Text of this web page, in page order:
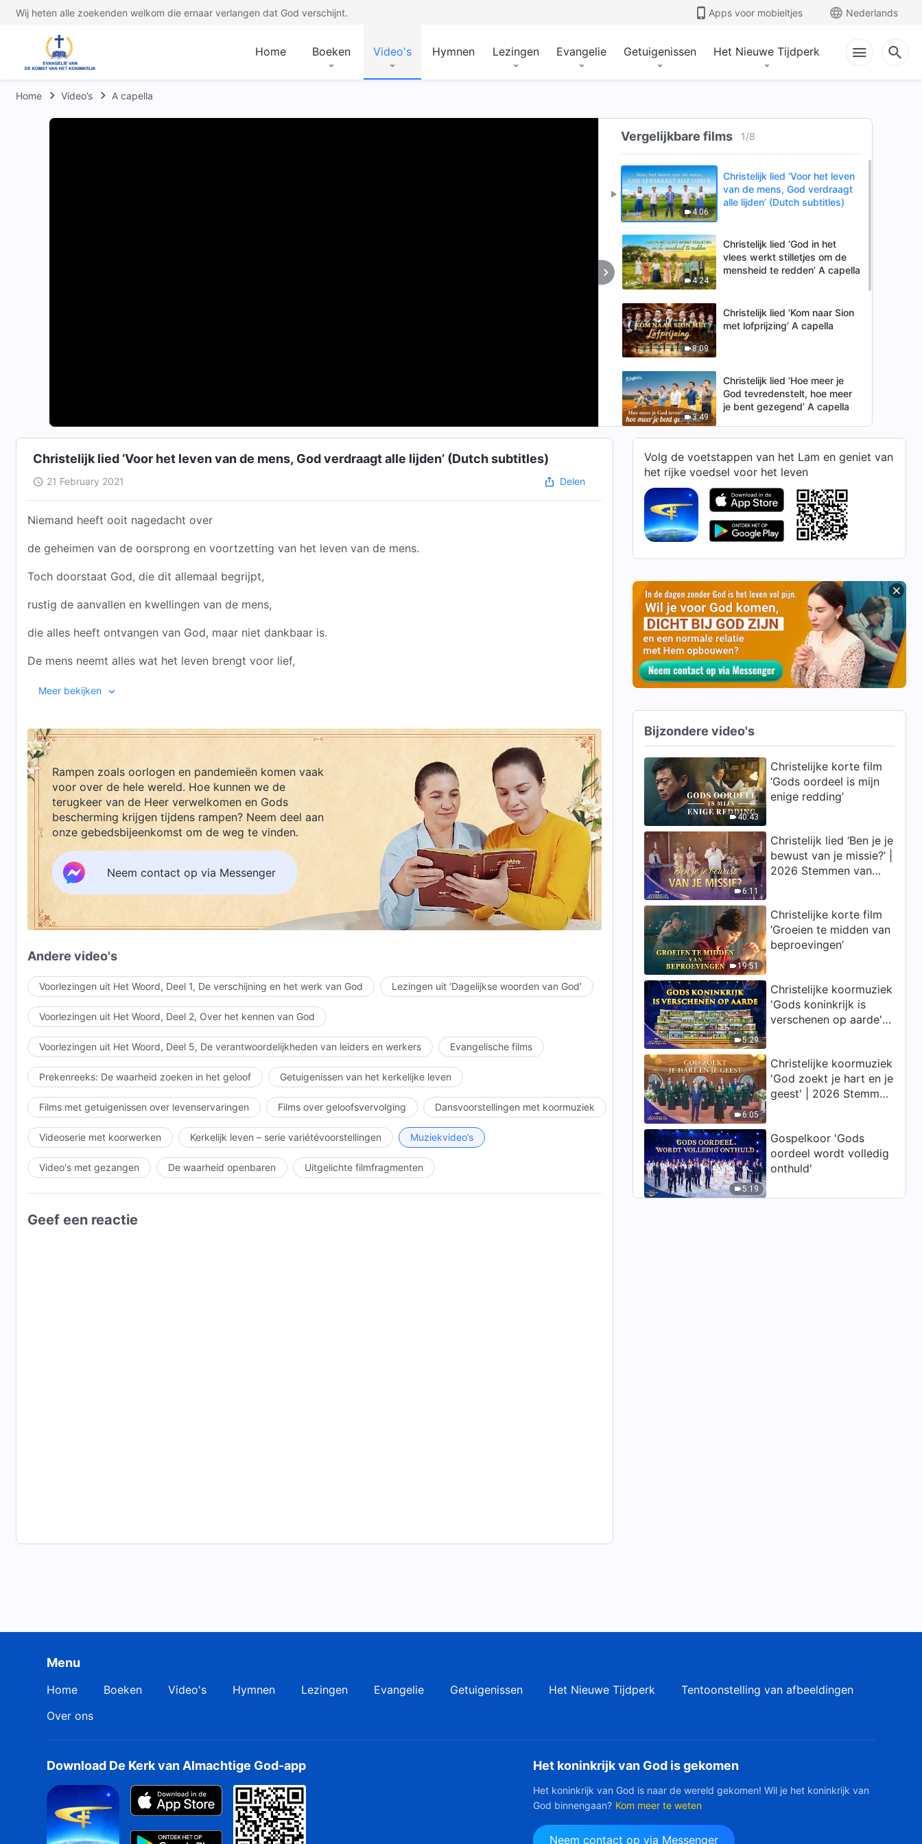
Wij heten alle zoekenden welkom die ernaar verlangen dat God verschijnt. Apps voor mobieltjes Nederlands
Home Boeken Video's Hymnen Lezingen Evangelie Getuigenissen Het Nieuwe Tijdperk
Home Video’s A capella
Vergelijkbare films 1/8
4:06
Christelijk lied ‘Voor het leven
van de mens, God verdraagt
alle lijden’ (Dutch subtitles)
4:24
Christelijk lied ‘God in het
vlees werkt stilletjes om de
mensheid te redden’ A capella
8:09
Christelijk lied ‘Kom naar Sion
met lofprijzing’ A capella
3:49
Christelijk lied ‘Hoe meer je
God tevredenstelt, hoe meer
je bent gezegend’ A capella
meeste beminnelijke’ (Dutch
subtitles)
Christelijk lied ‘Ons leven is
niet zinloos’ A capella
4:23
Christelijke muziek ‘Prijs de
voltooiing van Gods werk’ A
capella
10:08
Christelijke muziek | Het
resultaat bereikt door God te
kennen (A cappella)
Christelijk lied ‘Voor het leven van de mens, God verdraagt alle lijden’ (Dutch subtitles)
21 February 2021 Delen
Niemand heeft ooit nagedacht over
de geheimen van de oorsprong en voortzetting van het leven van de mens.
Toch doorstaat God, die dit allemaal begrijpt,
rustig de aanvallen en kwellingen van de mens,
die alles heeft ontvangen van God, maar niet dankbaar is.
De mens neemt alles wat het leven brengt voor lief,
waardoor God ‘vanzelfsprekend’ wordt verraden, vergeten en afgeperst door de mens.
niet voor het vlees van de mens, maar voor het leven van de mens.
Maar het leven dat Hij uitademde.
Hij wil niet het vlees van de mens terugnemen.
Dit is Zijn plan, allemaal voor het vlees van de mens.
Is Gods plan werkelijk zo belangrijk?
Is de mens, het levende wezen dat uit Gods hand is voortgekomen,
werkelijk zo belangrijk?
bestaat voor Zijn plan.
Daarom kan God Zijn plan niet tenietdoen
uit haat voor deze mensheid.
Het is ten behoeve van Zijn plan dat God alle kwelling ondergaat,
niet voor het vlees van de mens, maar voor het leven van de mens.
Maar het leven dat Hij uitademde.
Hij wil niet het vlees van de mens terugnemen.
Dit is Zijn plan, allemaal voor het vlees van de mens.
Het is ten behoeve van Zijn plan dat God alle kwelling ondergaat,
Meer bekijken
Rampen zoals oorlogen en pandemieën komen vaak
voor over de hele wereld. Hoe kunnen we de
terugkeer van de Heer verwelkomen en Gods
bescherming krijgen tijdens rampen? Neem deel aan
onze gebedsbijeenkomst om de weg te vinden.
Neem contact op via Messenger
Andere video's
Voorlezingen uit Het Woord, Deel 1, De verschijning en het werk van God Lezingen uit ‘Dagelijkse woorden van God’
Voorlezingen uit Het Woord, Deel 2, Over het kennen van God
Voorlezingen uit Het Woord, Deel 5, De verantwoordelijkheden van leiders en werkers Evangelische films
Prekenreeks: De waarheid zoeken in het geloof Getuigenissen van het kerkelijke leven
Films met getuigenissen over levenservaringen Films over geloofsvervolging Dansvoorstellingen met koormuziek
Videoserie met koorwerken Kerkelijk leven – serie variétévoorstellingen Muziekvideo’s
Video's met gezangen De waarheid openbaren Uitgelichte filmfragmenten
Geef een reactie
Volg de voetstappen van het Lam en geniet van
het rijke voedsel voor het leven
Bijzondere video's
40:43
Christelijke korte film
‘Gods oordeel is mijn
enige redding’
6:11
Christelijk lied ‘Ben je je
bewust van je missie?’ |
2026 Stemmen van
19:51
Christelijke korte film
‘Groeien te midden van
beproevingen’
5:29
Christelijke koormuziek
'Gods koninkrijk is
verschenen op aarde' |
6:05
Christelijke koormuziek
'God zoekt je hart en je
geest' | 2026 Stemmen
5:19
Gospelkoor 'Gods
oordeel wordt volledig
onthuld'
Menu
Home Boeken Video's Hymnen Lezingen Evangelie Getuigenissen Het Nieuwe Tijdperk
Tentoonstelling van afbeeldingen
Over ons
Download De Kerk van Almachtige God-app Het koninkrijk van God is gekomen
Het koninkrijk van God is naar de wereld gekomen! Wil je het koninkrijk van
God binnengaan? Kom meer te weten
Neem contact op via Messenger